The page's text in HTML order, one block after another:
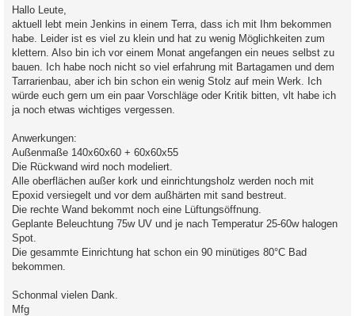
i
t
r
a
g
Hallo Leute,
aktuell lebt mein Jenkins in einem Terra, dass ich mit Ihm bekommen
habe. Leider ist es viel zu klein und hat zu wenig Möglichkeiten zum
klettern. Also bin ich vor einem Monat angefangen ein neues selbst zu
bauen. Ich habe noch nicht so viel erfahrung mit Bartagamen und dem
Tarrarienbau, aber ich bin schon ein wenig Stolz auf mein Werk. Ich
würde euch gern um ein paar Vorschläge oder Kritik bitten, vlt habe ich
ja noch etwas wichtiges vergessen.
Anwerkungen:
Außenmaße 140x60x60 + 60x60x55
Die Rückwand wird noch modeliert.
Alle oberflächen außer kork und einrichtungsholz werden noch mit
Epoxid versiegelt und vor dem außhärten mit sand bestreut.
Die rechte Wand bekommt noch eine Lüftungsöffnung.
Geplante Beleuchtung 75w UV und je nach Temperatur 25-60w halogen
Spot.
Die gesammte Einrichtung hat schon ein 90 minütiges 80°C Bad
bekommen.
Schonmal vielen Dank.
Mfg